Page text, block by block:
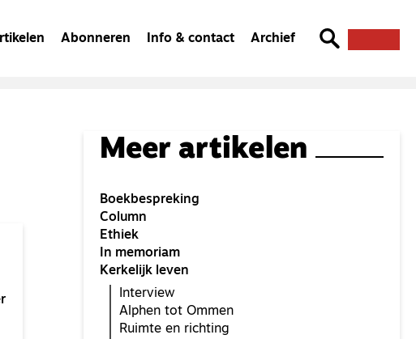
Abonneren Info & contact Archief
Meer artikelen
Boekbespreking
Column
Ethiek
In memoriam
Kerkelijk leven
Interview
Alphen tot Ommen
Ruimte en richting